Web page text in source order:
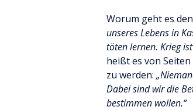
Worum geht es
unseres Lebens in
töten lernen. Krieg
heißt es von
zu werden:
Dabei sind wir die
bestimmen wollen.“